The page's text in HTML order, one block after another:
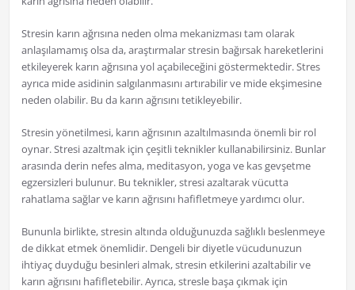
Stresin karın ağrısına neden olma mekanizması tam olarak
anlaşılamamış olsa da, araştırmalar stresin bağırsak hareketlerini
etkileyerek karın ağrısına yol açabileceğini göstermektedir. Stres
ayrıca mide asidinin salgılanmasını artırabilir ve mide ekşimesine
neden olabilir. Bu da karın ağrısını tetikleyebilir.
Stresin yönetilmesi, karın ağrısının azaltılmasında önemli bir rol
oynar. Stresi azaltmak için çeşitli teknikler kullanabilirsiniz. Bunlar
arasında derin nefes alma, meditasyon, yoga ve kas gevşetme
egzersizleri bulunur. Bu teknikler, stresi azaltarak vücutta
rahatlama sağlar ve karın ağrısını hafifletmeye yardımcı olur.
Bununla birlikte, stresin altında olduğunuzda sağlıklı beslenmeye
de dikkat etmek önemlidir. Dengeli bir diyetle vücudunuzun
ihtiyaç duyduğu besinleri almak, stresin etkilerini azaltabilir ve
karın ağrısını hafifletebilir. Ayrıca, stresle başa çıkmak için